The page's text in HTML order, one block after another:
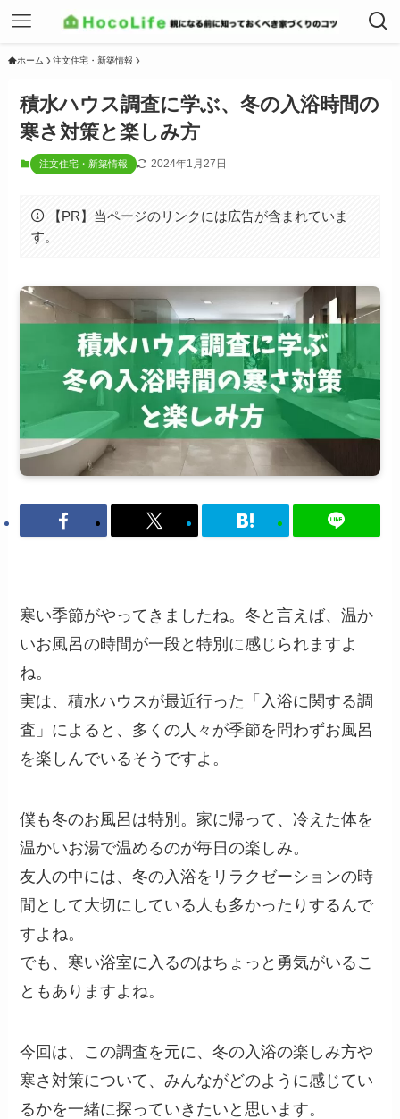
ホーム 注文住宅・新築情報
積水ハウス調査に学ぶ、冬の入浴時間の
寒さ対策と楽しみ方
注文住宅・新築情報 2024年1月27日
【PR】当ページのリンクには広告が含まれていま
す。
寒い季節がやってきましたね。冬と言えば、温か
いお風呂の時間が一段と特別に感じられますよ
ね。
実は、積水ハウスが最近行った「入浴に関する調
査」によると、多くの人々が季節を問わずお風呂
を楽しんでいるそうですよ。
僕も冬のお風呂は特別。家に帰って、冷えた体を
温かいお湯で温めるのが毎日の楽しみ。
友人の中には、冬の入浴をリラクゼーションの時
間として大切にしている人も多かったりするんで
すよね。
でも、寒い浴室に入るのはちょっと勇気がいるこ
ともありますよね。
今回は、この調査を元に、冬の入浴の楽しみ方や
寒さ対策について、みんながどのように感じてい
るかを一緒に探っていきたいと思います。